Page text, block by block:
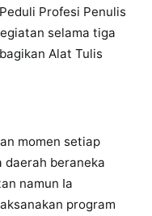
Profesi Penulis
selama tiga
Alat Tulis
momen setiap
daerah beraneka
namun Ia
program